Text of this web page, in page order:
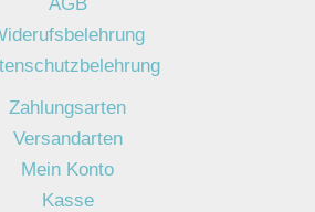
Zahlungsarten
Versandarten
Mein Konto
Kasse